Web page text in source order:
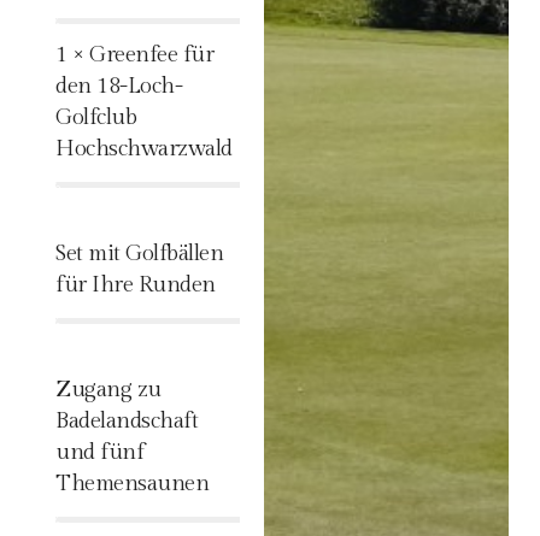
1 × Greenfee für
den 18-Loch-
Golfclub
Hochschwarzwald
Set mit Golfbällen
für Ihre Runden
Zugang zu
Badelandschaft
und fünf
Themensaunen